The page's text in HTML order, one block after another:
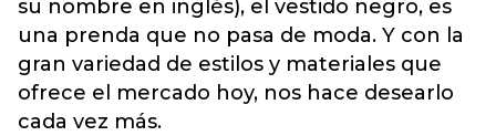
su nombre en inglés), el vestido negro, es
una prenda que no pasa de moda. Y con la
gran variedad de estilos y materiales que
ofrece el mercado hoy, nos hace desearlo
cada vez más.